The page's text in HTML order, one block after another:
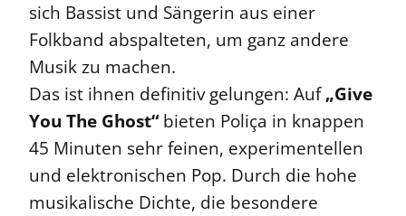
sich Bassist und Sängerin aus einer
Folkband abspalteten, um ganz andere
Musik zu machen.
Das ist ihnen definitiv gelungen: Auf„Give
You The Ghost“bieten Poliça in knappen
45 Minuten sehr feinen, experimentellen
und elektronischen Pop. Durch die hohe
musikalische Dichte, die besondere